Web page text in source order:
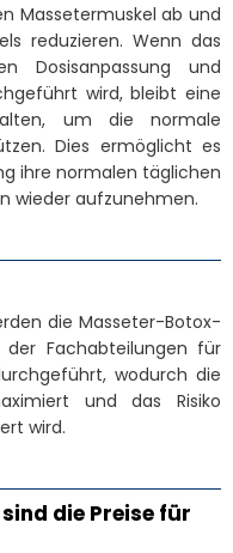
Massetermuskel ab und
reduzieren. Wenn das
Dosisanpassung und
wird, bleibt eine
um die normale
Dies ermöglicht es
ihre normalen täglichen
wieder aufzunehmen.
die Masseter-Botox-
Fachabteilungen für
wodurch die
und das Risiko
wird.
die Preise für